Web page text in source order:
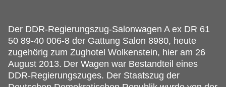
Der DDR-Regierungszug-Salonwagen A ex DR 61
50 89-40 006-8 der Gattung Salon 8980, heute
zugehörig zum Zughotel Wolkenstein, hier am 26
August 2013. Der Wagen war Bestandteil eines
DDR-Regierungszuges. Der Staatszug der